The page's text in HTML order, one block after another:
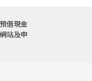
借現金
站及申